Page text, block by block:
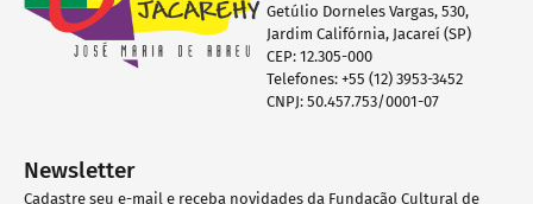
Getúlio Dorneles Vargas, 530,
Jardim Califórnia, Jacareí (SP)
CEP: 12.305-000
Telefones: +55 (12) 3953-3452
CNPJ: 50.457.753/0001-07
Newsletter
Cadastre seu e-mail e receba novidades da Fundação Cultural de